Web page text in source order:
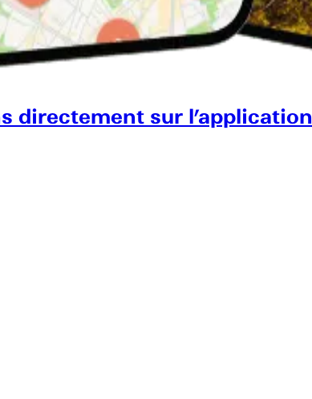
directement sur l’application